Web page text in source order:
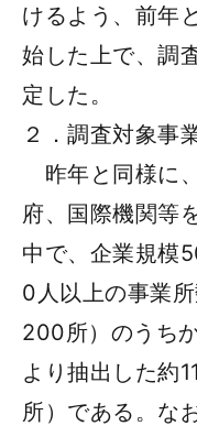
けるよう、前年
始した上で、調
定した。
２．調査対象事
昨年と同様に
府、国際機関等
中で、企業規模
0人以上の事業
200所）のうち
より抽出した約
所）である。な